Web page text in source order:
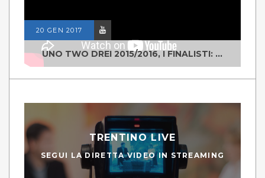
20 GEN 2017
UNO TWO DREI 2015/2016, I FINALISTI: CLASSE IV ALS ISTITUTO "DEGASPERI" BORGO VALSUGANA
TRENTINO LIVE
SEGUI LA DIRETTA VIDEO IN STREAMING